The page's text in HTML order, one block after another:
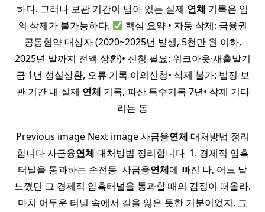
하다. 그러나 보관 기간이 남아 있는 실제 연체 기록은 임
의 삭제가 불가능하다.
핵심 요약 • 자동 삭제: 금융권
공동협약 대상자 (2020~2025년 발생, 5천만 원 이하,
2025년 말까지 전액 상환)• 신청 필요: 워크아웃·새출발기
금 1년 성실상환, 오류 기록 이의신청• 삭제 불가: 법정 보
관 기간 내 실제 연체 기록, 파산 특수기록 7년• 삭제 기다
리는 동
Previous image Next image 사금융연체 대처방법 정리
합니다 사금융연체 대처방법 정리합니다 ​ 1. 경제적 암흑
터널을 통과하는 손전등 ​ 사금융연체에 빠진 나, 어느 날
느꼈던 그 경제적 암흑터널을 통과할 때의 감정이 떠올라.
마치 어두운 터널 속에서 길을 잃은 듯한 기분이었지. 그